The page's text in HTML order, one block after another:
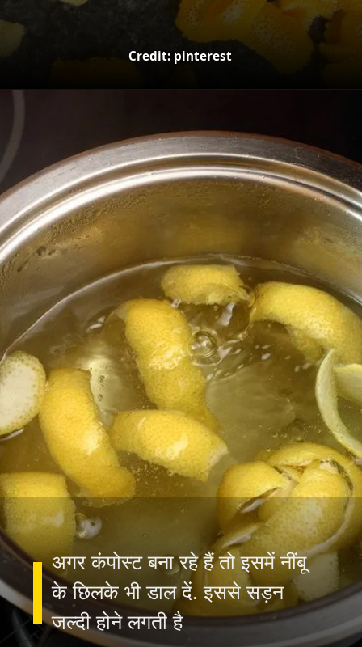
Credit: pinterest
अगर कंपोस्ट बना रहे हैं तो इसमें नींबू
के छिलके भी डाल दें. इससे सड़न
जल्दी होने लगती है